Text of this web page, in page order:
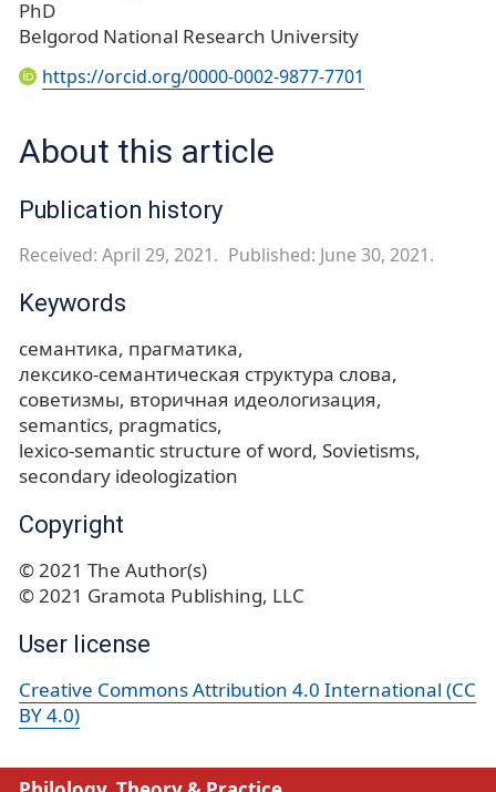
PhD
Belgorod National Research University
https://orcid.org/0000-0002-9877-7701
About this article
Publication history
Received: April 29, 2021. Published: June 30, 2021.
Keywords
семантика прагматика
лексико-семантическая структура слова
советизмы вторичная идеологизация
semantics pragmatics
lexico-semantic structure of word Sovietisms
secondary ideologization
Copyright
© 2021 The Author(s)
© 2021 Gramota Publishing, LLC
User license
Creative Commons Attribution 4.0 International (CC
BY 4.0)